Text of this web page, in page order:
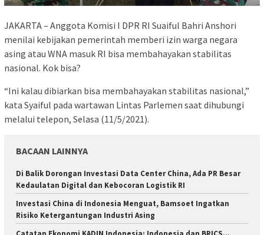
JAKARTA – Anggota Komisi I DPR RI Suaiful Bahri Anshori
menilai kebijakan pemerintah memberi izin warga negara
asing atau WNA masuk RI bisa membahayakan stabilitas
nasional. Kok bisa?
“Ini kalau dibiarkan bisa membahayakan stabilitas nasional,”
kata Syaiful pada wartawan Lintas Parlemen saat dihubungi
melalui telepon, Selasa (11/5/2021).
BACAAN LAINNYA
Di Balik Dorongan Investasi Data Center China, Ada PR Besar
Kedaulatan Digital dan Kebocoran Logistik RI
Investasi China di Indonesia Menguat, Bamsoet Ingatkan
Risiko Ketergantungan Industri Asing